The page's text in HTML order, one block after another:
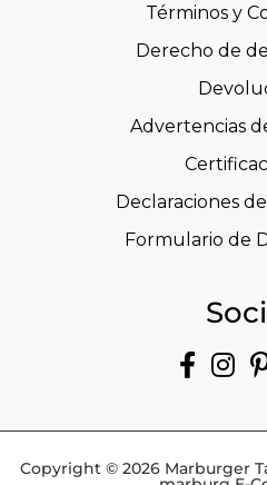
Términos y
Derecho de
Advertencias
Declaraciones
Formulario de
Copyright © 2026 Marburger